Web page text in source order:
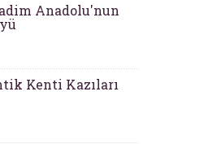
Anadolu'nun
Kenti Kazıları